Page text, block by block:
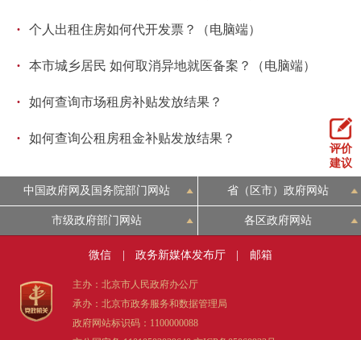
· 个人出租住房如何代开发票？（电脑端）
· 本市城乡居民 如何取消异地就医备案？（电脑端）
· 如何查询市场租房补贴发放结果？
· 如何查询公租房租金补贴发放结果？
评价
建议
中国政府网及国务院部门网站 省（区市）政府网站
市级政府部门网站 各区政府网站
微信 政务新媒体发布厅 邮箱
主办：北京市人民政府办公厅
承办：北京市政务服务和数据管理局
政府网站标识码：1100000088